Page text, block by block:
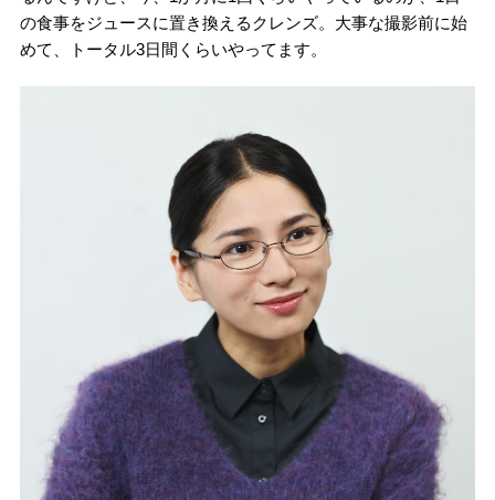
の食事をジュースに置き換えるクレンズ。大事な撮影前に始
めて、トータル3日間くらいやってます。